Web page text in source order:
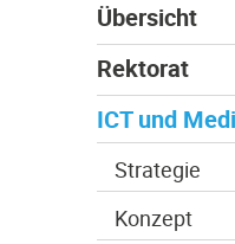
Übersicht
Rektorat
ICT und
Strategie
Konzept